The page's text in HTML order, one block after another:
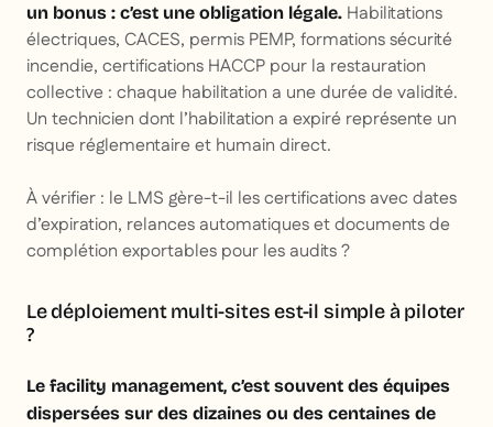
un bonus : c’est une obligation légale. Habilitations
électriques, CACES, permis PEMP, formations sécurité
incendie, certifications HACCP pour la restauration
collective : chaque habilitation a une durée de validité.
Un technicien dont l’habilitation a expiré représente un
risque réglementaire et humain direct.
À vérifier : le LMS gère-t-il les certifications avec dates
d’expiration, relances automatiques et documents de
complétion exportables pour les audits ?
Le déploiement multi-sites est-il simple à piloter
?
Le facility management, c’est souvent des équipes
dispersées sur des dizaines ou des centaines de